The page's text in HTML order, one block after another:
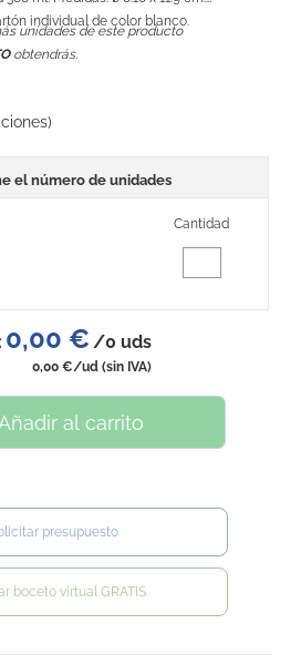
individual de color blanco.
unidades de este producto
obtendrás.
el número de unidades
Cantidad
0,00 € /0 uds
0,00 €/ud (sin IVA)
Añadir al carrito
presupuesto
boceto virtual GRATIS